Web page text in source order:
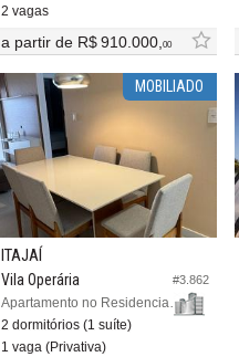
2 vagas
a partir de R$ 910.000,00
MOBILIADO
#3.862
ITAJAÍ
Vila Operária
Apartamento no Residencial Tarragona
2 dormitórios (1 suíte)
1 vaga (Privativa)